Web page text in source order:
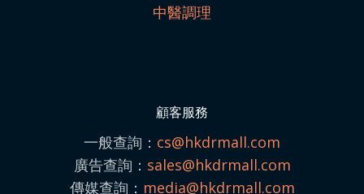
中醫調理
顧客服務
一般查詢： cs@hkdrmall.com
廣告查詢： sales@hkdrmall.com
傳媒查詢： media@hkdrmall.com